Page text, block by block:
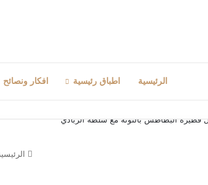
الرئيسية اطباق رئيسية افكار ونصائح